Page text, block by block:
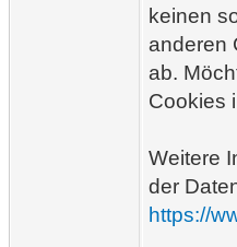
keinen
anderen
ab.
Cookies
Weitere
der
https://